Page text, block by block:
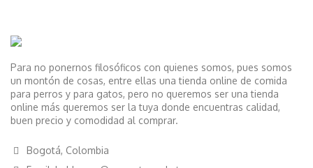
Para no ponernos filosóficos con quienes somos, pues somos
un montón de cosas, entre ellas una tienda online de comida
para perros y para gatos, pero no queremos ser una tienda
online más queremos ser la tuya donde encuentras calidad,
buen precio y comodidad al comprar.
Bogotá, Colombia